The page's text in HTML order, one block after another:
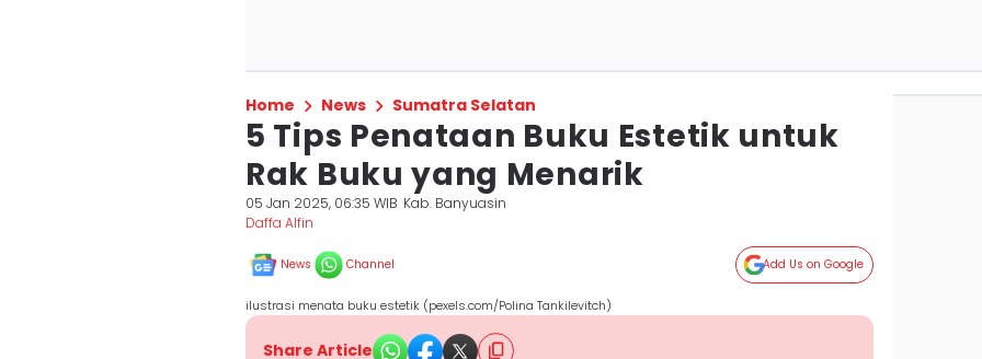
Home News Sumatra Selatan
5 Tips Penataan Buku Estetik untuk
Rak Buku yang Menarik
05 Jan 2025, 06:35 WIB Kab. Banyuasin
Daffa Alfin
News Channel Add Us on Google
ilustrasi menata buku estetik (pexels.com/Polina Tankilevitch)
Share Article